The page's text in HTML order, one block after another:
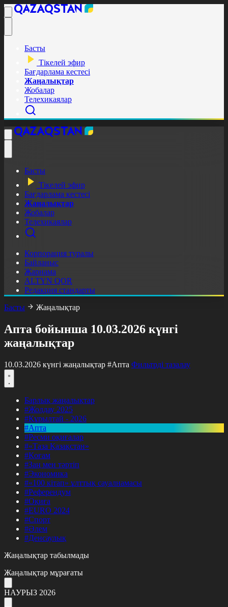
Басты
Тікелей эфир
Бағдарлама кестесі
Жаңалықтар
Жобалар
Телехикаялар
Басты
Тікелей эфир
Бағдарлама кестесі
Жаңалықтар
Жобалар
Телехикаялар
Корпорация туралы
Байланыс
Жарнама
ALTYN QOR
Редакция стандарты
Басты
Жаңалықтар
Апта бойынша 10.03.2026 күнгі
жаңалықтар
10.03.2026 күнгі жаңалықтар #Апта Фильтрді тазалау
Барлық жаңалықтар
#Жолдау 2025
#Құрылтай - 2026
#Апта
#Ресми оқиғалар
#«Таза Қазақстан»
#Қоғам
#Заң мен тәртіп
#Экономика
#«100 кітап» ұлттық сауалнамасы
#Референдум
#Оқиға
#EURO 2024
#Спорт
#Әлем
#Денсаулық
Жаңалықтар табылмады
Жаңалықтар мұрағаты
НАУРЫЗ 2026